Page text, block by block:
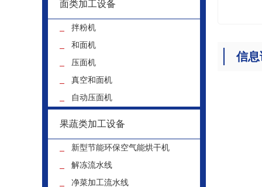
面类加工设备
拌粉机
和面机
压面机
真空和面机
自动压面机
果蔬类加工设备
新型节能环保空气能烘干机
解冻流水线
净菜加工流水线
信